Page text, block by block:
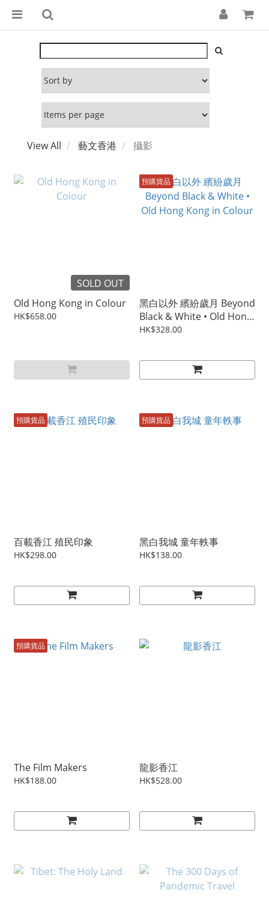
View All 藝文香港 攝影
SOLD OUT
Old Hong Kong in Colour
HK$658.00
預購貨品
黑白以外 繽紛歲月 Beyond
Black & White • Old Hong
Kong in Colour
HK$328.00
預購貨品
百載香江 殖民印象
HK$298.00
預購貨品
黑白我城 童年軼事
HK$138.00
預購貨品
The Film Makers
HK$188.00
龍影香江
HK$528.00